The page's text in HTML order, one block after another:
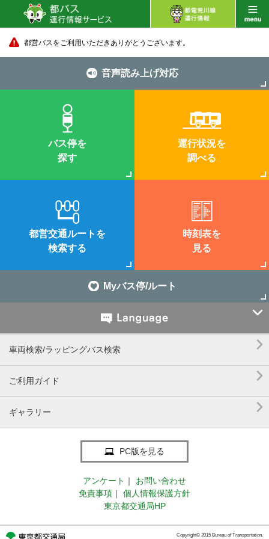
都営バスをご利用いただきありがとうございます。
音声読み上げ対応
バス停を
探す
運行状況を
調べる
都営交通ルートを
検索する
時刻表を
見る
Myバス停/ルート

車両検索/ラッピングバス検索 
ご利用ガイド 
ギャラリー 
PC版を見る
アンケート ｜
お問い合わせ
免責事項 ｜
個人情報保護方針
東京都交通局HP
Copyright© 2015 Bureau of Transportation.